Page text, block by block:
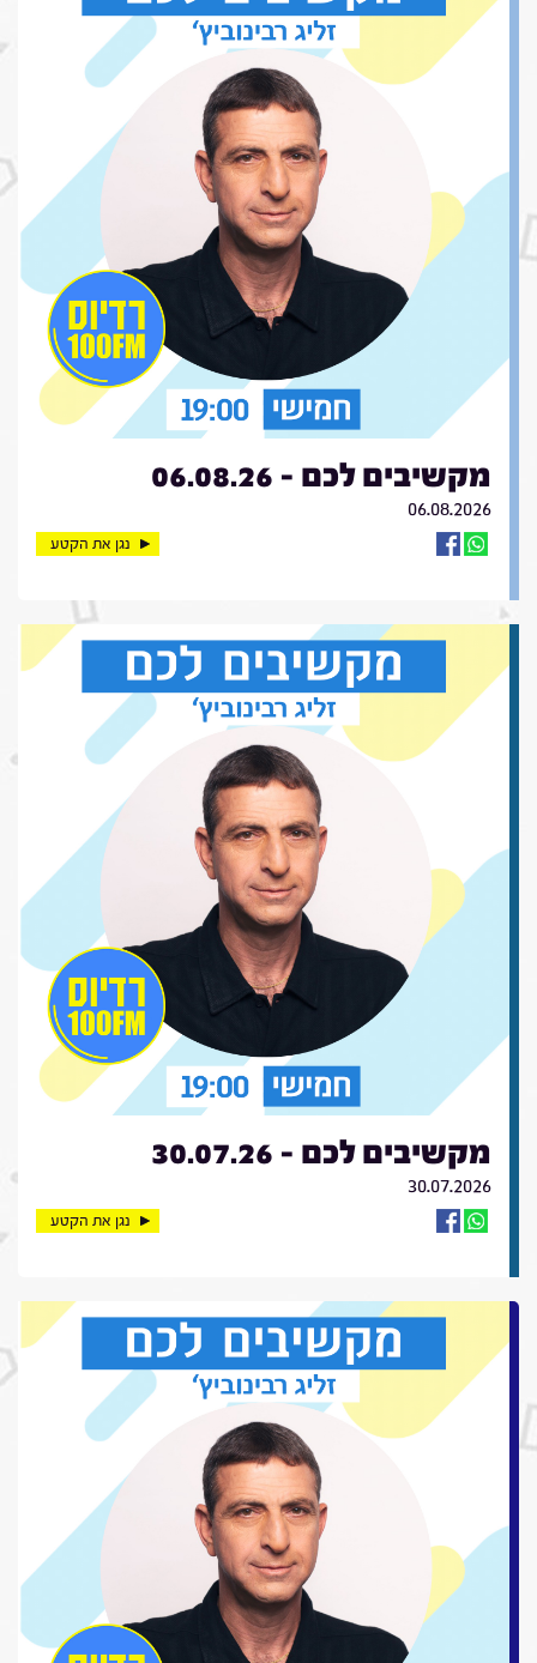
מקשיבים לכם - 06.08.26
06.08.2026
נגן את הקטע
מקשיבים לכם - 30.07.26
30.07.2026
נגן את הקטע